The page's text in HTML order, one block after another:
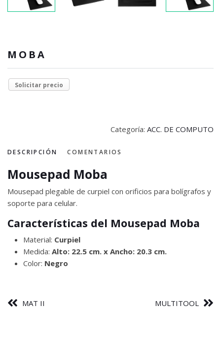
MOBA
Solicitar precio
Categoría: ACC. DE COMPUTO
DESCRIPCIÓN COMENTARIOS
Mousepad Moba
Mousepad plegable de curpiel con orificios para bolígrafos y
soporte para celular.
Características del Mousepad Moba
Material: Curpiel
Medida: Alto: 22.5 cm. x Ancho: 20.3 cm.
Color: Negro
MAT II MULTITOOL